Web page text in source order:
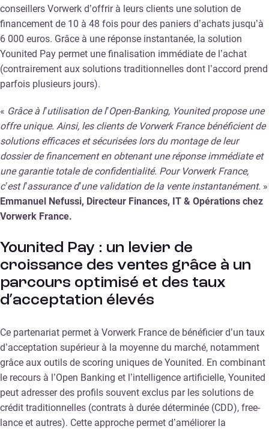
conseillers Vorwerk d’offrir à leurs clients une solution de
financement de 10 à 48 fois pour des paniers d’achats jusqu’à
6 000 euros. Grâce à une réponse instantanée, la solution
Younited Pay permet une finalisation immédiate de l’achat
(contrairement aux solutions traditionnelles dont l’accord prend
parfois plusieurs jours).
« Grâce à l’utilisation de l’Open-Banking, Younited propose une
offre unique. Ainsi, les clients de Vorwerk France bénéficient de
solutions efficaces et sécurisées lors du montage de leur
dossier de financement en obtenant une réponse immédiate et
une garantie totale de confidentialité. Pour Vorwerk France,
c’est l’assurance d’une validation de la vente instantanément. »
Emmanuel Nefussi, Directeur Finances, IT & Opérations chez
Vorwerk France.
Younited Pay : un levier de
croissance des ventes grâce à un
parcours optimisé et des taux
d’acceptation élevés
Ce partenariat permet à Vorwerk France de bénéficier d’un taux
d’acceptation supérieur à la moyenne du marché, notamment
grâce aux outils de scoring uniques de Younited. En combinant
le recours à l’Open Banking et l’intelligence artificielle, Younited
peut adresser des profils souvent exclus par les solutions de
crédit traditionnelles (contrats à durée déterminée (CDD), free-
lance et autres). Cette approche permet d’améliorer la